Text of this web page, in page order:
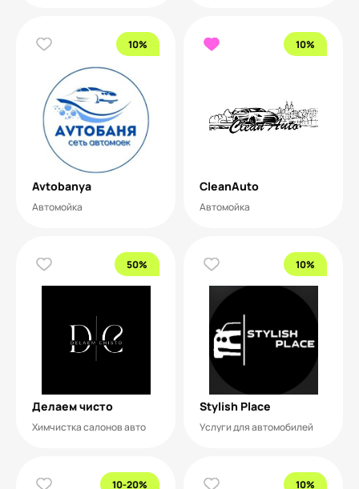
10%
Avtobanya
Автомойка
10%
CleanAuto
Автомойка
50%
Делаем чисто
Химчистка салонов авто
10%
Stylish Place
Услуги для автомобилей
10-20% 10%